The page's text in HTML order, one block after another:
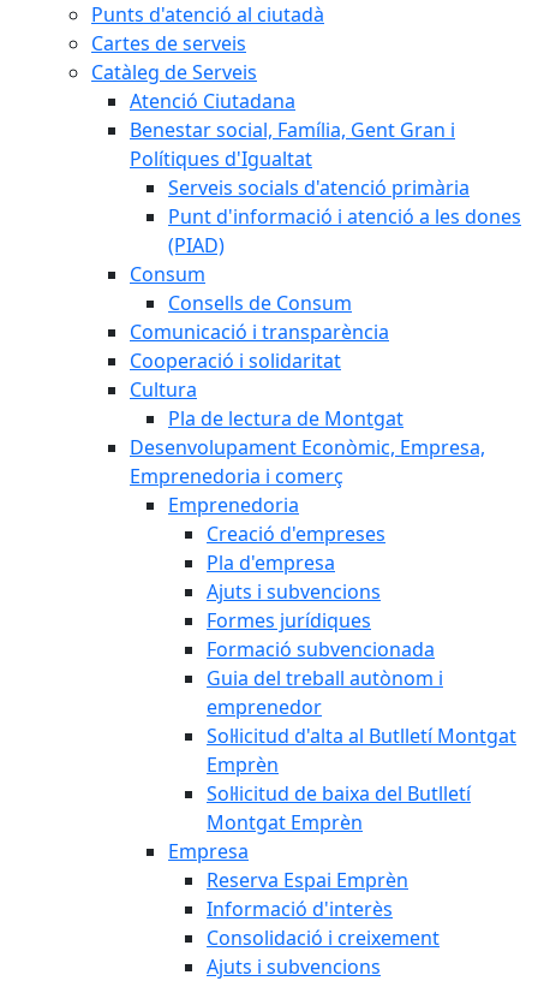
Punts d'atenció al ciutadà
Cartes de serveis
Catàleg de Serveis
Atenció Ciutadana
Benestar social, Família, Gent Gran i
Polítiques d'Igualtat
Serveis socials d'atenció primària
Punt d'informació i atenció a les dones
(PIAD)
Consum
Consells de Consum
Comunicació i transparència
Cooperació i solidaritat
Cultura
Pla de lectura de Montgat
Desenvolupament Econòmic, Empresa,
Emprenedoria i comerç
Emprenedoria
Creació d'empreses
Pla d'empresa
Ajuts i subvencions
Formes jurídiques
Formació subvencionada
Guia del treball autònom i
emprenedor
Sol·licitud d'alta al Butlletí Montgat
Emprèn
Sol·licitud de baixa del Butlletí
Montgat Emprèn
Empresa
Reserva Espai Emprèn
Informació d'interès
Consolidació i creixement
Ajuts i subvencions